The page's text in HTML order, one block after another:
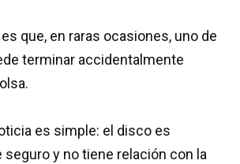
que, en raras ocasiones, uno de
terminar accidentalmente
es simple: el disco es
y no tiene relación con la